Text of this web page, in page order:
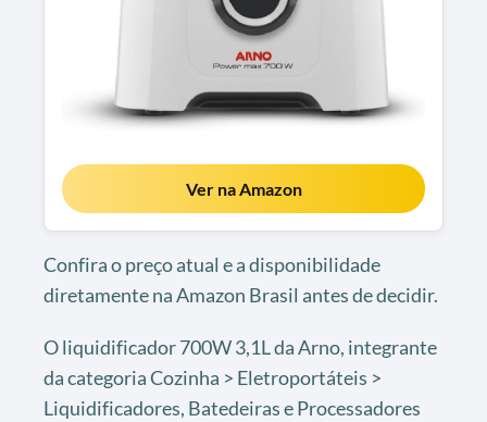
Ver na Amazon
Confira o preço atual e a disponibilidade
diretamente na Amazon Brasil antes de decidir.
O liquidificador 700W 3,1L da Arno, integrante
da categoria Cozinha > Eletroportáteis >
Liquidificadores, Batedeiras e Processadores